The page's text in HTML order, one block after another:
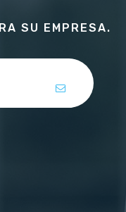
SU EMPRESA.